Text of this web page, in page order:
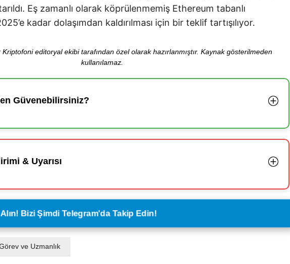
Eş zamanlı olarak köprülenmemiş Ethereum tabanlı
kadar dolaşımdan kaldırılması için bir teklif tartışılıyor.
editoryal ekibi tarafından özel olarak hazırlanmıştır. Kaynak gösterilmeden
kullanılamaz.
Güvenebilirsiniz?
& Uyarısı
Bizi Şimdi Telegram'da Takip Edin!
ve Uzmanlık